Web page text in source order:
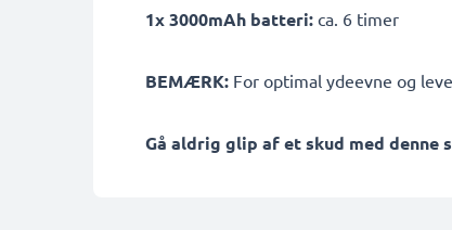
1x 3000mAh batteri: ca. 6 timer
BEMÆRK: For optimal ydeevne og
Gå aldrig glip af et skud med denne